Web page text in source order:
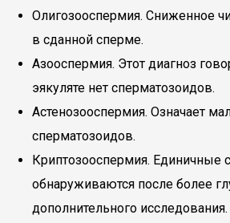
Олигозооспермия. Сниженное
в сданной сперме.
Азооспермия. Этот диагноз
эякуляте нет сперматозоидов.
Астенозооспермия. Означает
сперматозоидов.
Криптозооспермия. Единичные
обнаруживаются после более
дополнительного исследования.